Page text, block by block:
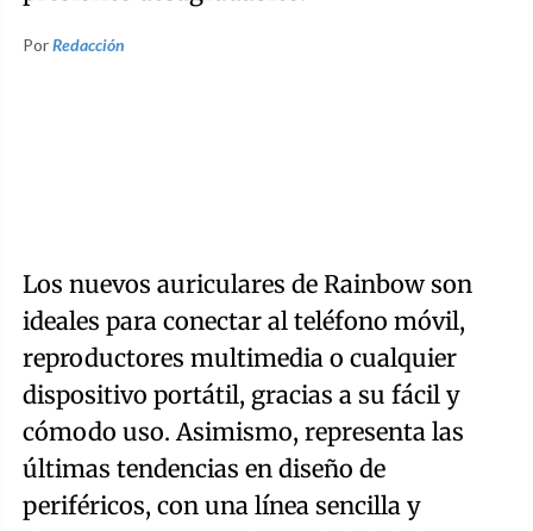
PorRedacción
Los nuevos auriculares de Rainbow son
ideales para conectar al teléfono móvil,
reproductores multimedia o cualquier
dispositivo portátil, gracias a su fácil y
cómodo uso. Asimismo, representa las
últimas tendencias en diseño de
periféricos, con una línea sencilla y